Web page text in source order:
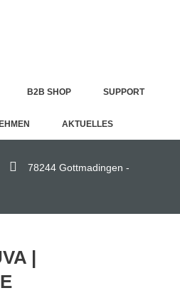
B2B SHOP SUPPORT
AKTUELLES
78244 Gottmadingen -
|